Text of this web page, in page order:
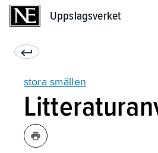
Uppslagsverket
stora smällen